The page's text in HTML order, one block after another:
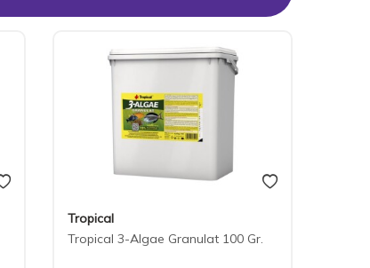
Tropical
Tropical 3-Algae Granulat 100 Gr.